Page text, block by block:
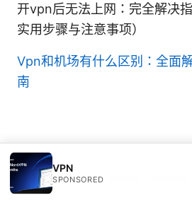
开vpn后无法上网：完全解决
实用步骤与注意事项）
Vpn和机场有什么区别：全面
南
VPN
SPONSORED
©